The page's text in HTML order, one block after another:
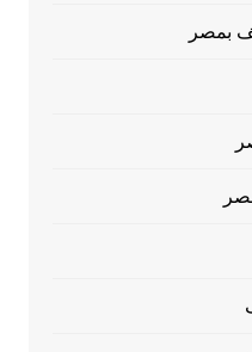
بمصر